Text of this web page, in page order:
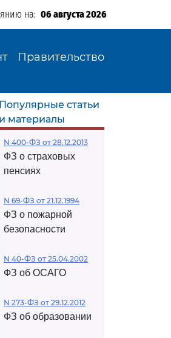
на: 06 августа 2026
Правительство
Популярные статьи
и материалы
N 400-ФЗ от 28.12.2013
ФЗ о страховых
пенсиях
N 69-ФЗ от 21.12.1994
ФЗ о пожарной
безопасности
N 40-ФЗ от 25.04.2002
ФЗ об ОСАГО
N 273-ФЗ от 29.12.2012
ФЗ об образовании